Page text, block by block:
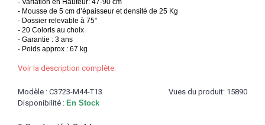
- Mousse de 5 cm d’épaisseur et densité de 25 Kg
- Dossier relevable à 75°
- 20 Coloris au choix
- Garantie : 3 ans
- Poids approx : 67 kg
Voir la description complète.
Vues du produit: 15890
Modèle : C3723-M44-T13
Disponibilité : En Stock